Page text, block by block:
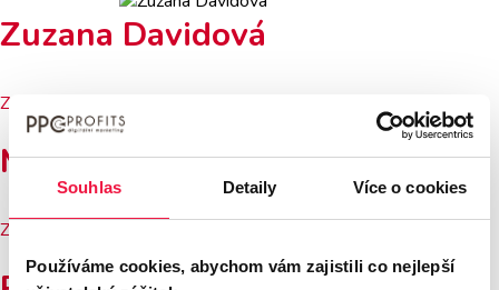
Souhlas Detaily Více o cookies
Používáme cookies, abychom vám zajistili co nejlepší
Zuzana Davidová
Zobrazit více
Michal Kuchař
Zobrazit více